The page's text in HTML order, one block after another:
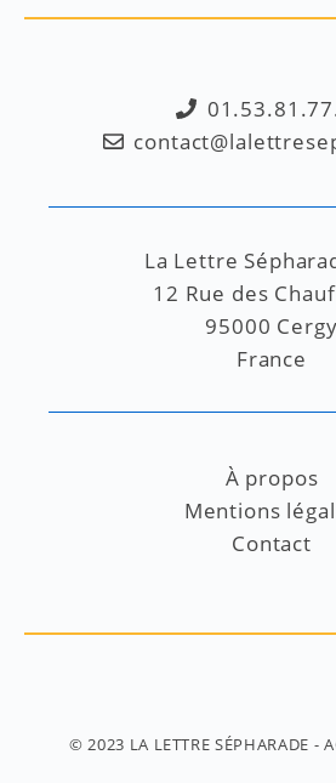
La Lettre
12 Rue des
95000 Cergy
France
À propos
Mentions
Contact
© 2023 LA LETTRE SÉPHARADE -